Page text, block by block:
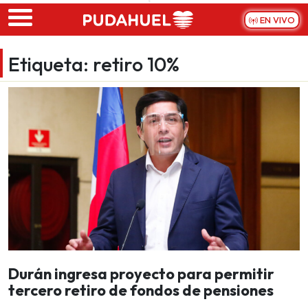
Skip to main content
EN VIVO
Etiqueta: retiro 10%
Durán ingresa proyecto para permitir
tercero retiro de fondos de pensiones